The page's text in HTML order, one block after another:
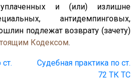
и (или) излишне
антидемпинговых,
подлежат возврату (зачету)
Кодексом.
Судебная практика по ст.
72 ТК ТС